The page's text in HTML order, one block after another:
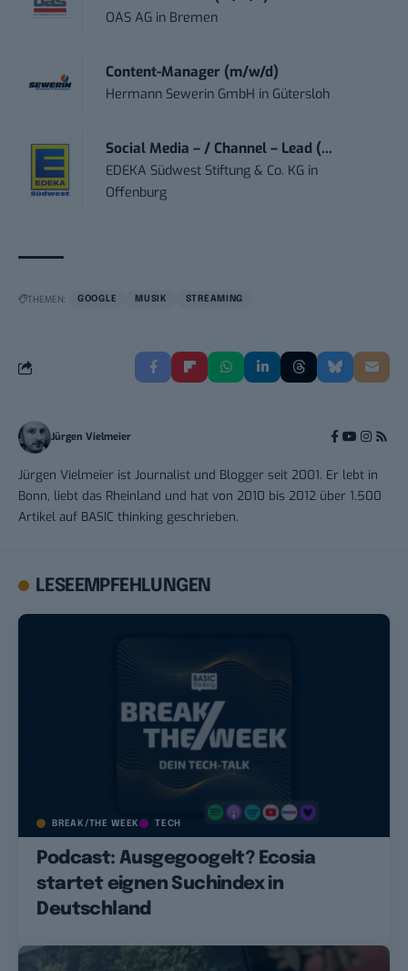
OAS AG in Bremen
Content-Manager (m/w/d)
Hermann Sewerin GmbH in Gütersloh
Social Media – / Channel – Lead (...
EDEKA Südwest Stiftung & Co. KG in
Offenburg
THEMEN: GOOGLE MUSIK STREAMING
Jürgen Vielmeier
Jürgen Vielmeier ist Journalist und Blogger seit 2001. Er lebt in
Bonn, liebt das Rheinland und hat von 2010 bis 2012 über 1.500
Artikel auf BASIC thinking geschrieben.
LESEEMPFEHLUNGEN
BREAK/THE WEEK TECH
Podcast: Ausgegoogelt? Ecosia
startet eignen Suchindex in
Deutschland